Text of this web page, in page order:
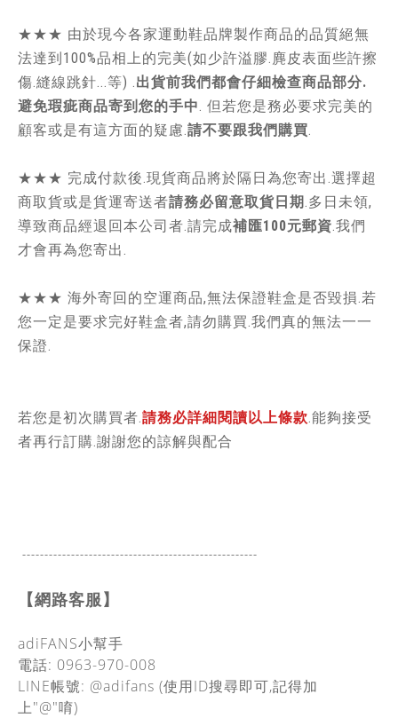
★★★ 由於現今各家運動鞋品牌製作商品的品質絕無
法達到100%品相上的完美(如少許溢膠.麂皮表面些許擦
傷.縫線跳針...等) .出貨前我們都會仔細檢查商品部分.
避免瑕疵商品寄到您的手中. 但若您是務必要求完美的
顧客或是有這方面的疑慮.請不要跟我們購買.
★★★ 完成付款後.現貨商品將於隔日為您寄出.選擇超
商取貨或是貨運寄送者請務必留意取貨日期.多日未領,
導致商品經退回本公司者.請完成補匯100元郵資.我們
才會再為您寄出.
★★★ 海外寄回的空運商品,無法保證鞋盒是否毀損.若
您一定是要求完好鞋盒者,請勿購買.我們真的無法一一
保證.
若您是初次購買者.請務必詳細閱讀以上條款.能夠接受
者再行訂購.謝謝您的諒解與配合
-----------------------------------------------------
【網路客服】
adiFANS小幫手
電話: 0963-970-008
LINE帳號: @adifans (使用ID搜尋即可,記得加
上"@"唷)